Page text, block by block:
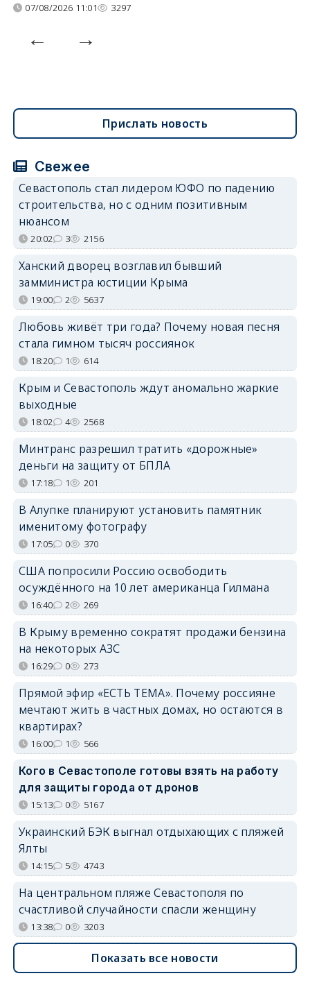
07/08/2026 11:01 3297
Прислать новость
Свежее
Севастополь стал лидером ЮФО по падению
строительства, но с одним позитивным
нюансом
20:02 3 2156
Ханский дворец возглавил бывший
замминистра юстиции Крыма
19:00 2 5637
Любовь живёт три года? Почему новая песня
стала гимном тысяч россиянок
18:20 1 614
Крым и Севастополь ждут аномально жаркие
выходные
18:02 4 2568
Минтранс разрешил тратить «дорожные»
деньги на защиту от БПЛА
17:18 1 201
В Алупке планируют установить памятник
именитому фотографу
17:05 0 370
США попросили Россию освободить
осуждённого на 10 лет американца Гилмана
16:40 2 269
В Крыму временно сократят продажи бензина
на некоторых АЗС
16:29 0 273
Прямой эфир «ЕСТЬ ТЕМА». Почему россияне
мечтают жить в частных домах, но остаются в
квартирах?
16:00 1 566
Кого в Севастополе готовы взять на работу
для защиты города от дронов
15:13 0 5167
Украинский БЭК выгнал отдыхающих с пляжей
Ялты
14:15 5 4743
На центральном пляже Севастополя по
счастливой случайности спасли женщину
13:38 0 3203
Показать все новости